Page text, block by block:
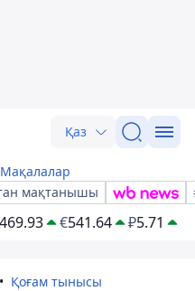
Қаз
Мақалалар
мақтанышы
469.93 €541.64 ₽5.71
Қоғам тынысы